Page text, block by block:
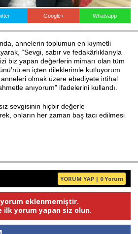
Google+ Whatsapp
annelerin toplumun en kıymetli
“Sevgi, sabır ve fedakârlıklarıyla
biz yapan değerlerin mimarı olan tüm
en içten dileklerimle kutluyorum.
olmak üzere ebediyete irtihal
anıyorum” ifadelerini kullandı.
sevgisinin hiçbir değerle
onların her zaman baş tacı edilmesi
YORUM YAP | 0 Yorum
yorum eklenmemiştir.
ilk yorum yapan siz olun.
Haberin Doğru Adresi.